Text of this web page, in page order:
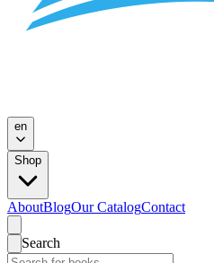
en
Shop
AboutBlogOur CatalogContact
Search